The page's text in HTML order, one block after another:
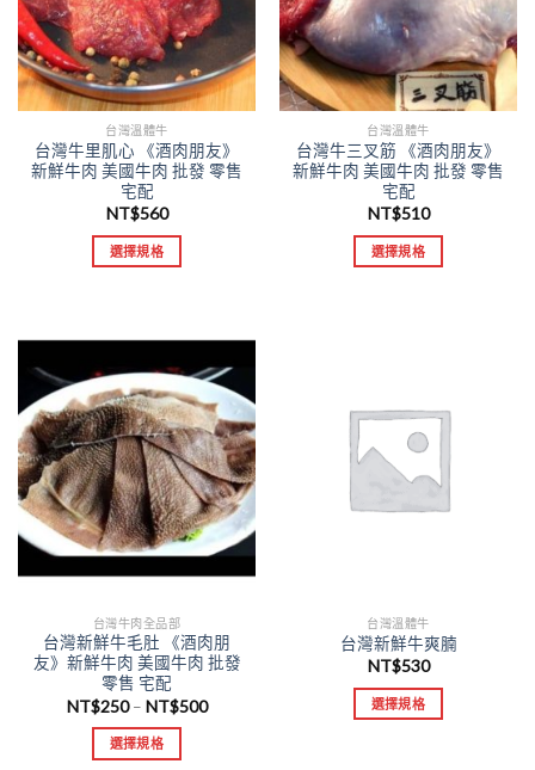
台灣溫體牛
台灣牛里肌心 《酒肉朋友》
新鮮牛肉 美國牛肉 批發 零售
宅配
NT$560
選擇規格
台灣溫體牛
台灣牛三叉筋 《酒肉朋友》
新鮮牛肉 美國牛肉 批發 零售
宅配
NT$510
選擇規格
台灣牛肉全品部
台灣新鮮牛毛肚 《酒肉朋
友》新鮮牛肉 美國牛肉 批發
零售 宅配
NT$250– NT$500
選擇規格
台灣溫體牛
台灣新鮮牛爽腩
NT$530
選擇規格